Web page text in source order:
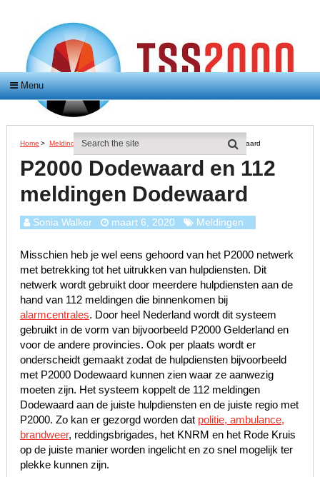
Menu
Home > Meldingen > P2000 Dodewaard En 112 Meldingen Dodewaard
P2000 Dodewaard en 112
meldingen Dodewaard
Sonia Walker maart 6, 2020 Meldingen
Misschien heb je wel eens gehoord van het P2000 netwerk
met betrekking tot het uitrukken van hulpdiensten. Dit
netwerk wordt gebruikt door meerdere hulpdiensten aan de
hand van 112 meldingen die binnenkomen bij
alarmcentrales. Door heel Nederland wordt dit systeem
gebruikt in de vorm van bijvoorbeeld P2000 Gelderland en
voor de andere provincies. Ook per plaats wordt er
onderscheidt gemaakt zodat de hulpdiensten bijvoorbeeld
met P2000 Dodewaard kunnen zien waar ze aanwezig
moeten zijn. Het systeem koppelt de 112 meldingen
Dodewaard aan de juiste hulpdiensten en de juiste regio met
P2000. Zo kan er gezorgd worden dat politie, ambulance,
brandweer, reddingsbrigades, het KNRM en het Rode Kruis
op de juiste manier worden ingelicht en zo snel mogelijk ter
plekke kunnen zijn.